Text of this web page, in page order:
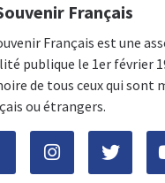
Français
Français est une
publique le 1er février
de tous ceux qui sont
ou étrangers.